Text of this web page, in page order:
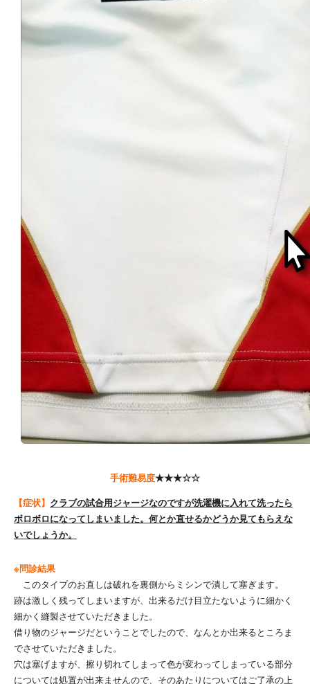
手術難易度★★★☆☆
【症状】 クラブの試合用ジャージなのですが洗濯機に入れて洗ったら
ボロボロになってしまいました。何とか直せるかどうか見てもらえな
いでしょうか。
※問診結果
このタイプのお直しは破れを裏側からミシンで潰して塞ぎます。
跡は激しく残ってしまいますが、出来るだけ目立たないように細かく
細かく縫製させていただきました。
借り物のジャージだということでしたので、なんとか出来るところま
でさせていただきました。
穴は塞げますが、擦り切れてしまって色が変わってしまっている部分
については処置が出来ませんので、そのあたりについてはご了承の上